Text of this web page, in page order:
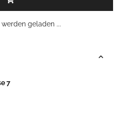
geladen ...
7